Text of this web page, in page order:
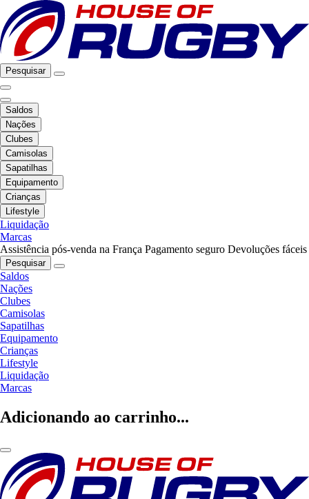
Pesquisar
Saldos
Nações
Clubes
Camisolas
Sapatilhas
Equipamento
Crianças
Lifestyle
Liquidação
Marcas
Assistência pós-venda na França Pagamento seguro Devoluções fáceis
Pesquisar
Saldos
Nações
Clubes
Camisolas
Sapatilhas
Equipamento
Crianças
Lifestyle
Liquidação
Marcas
Adicionando ao carrinho...